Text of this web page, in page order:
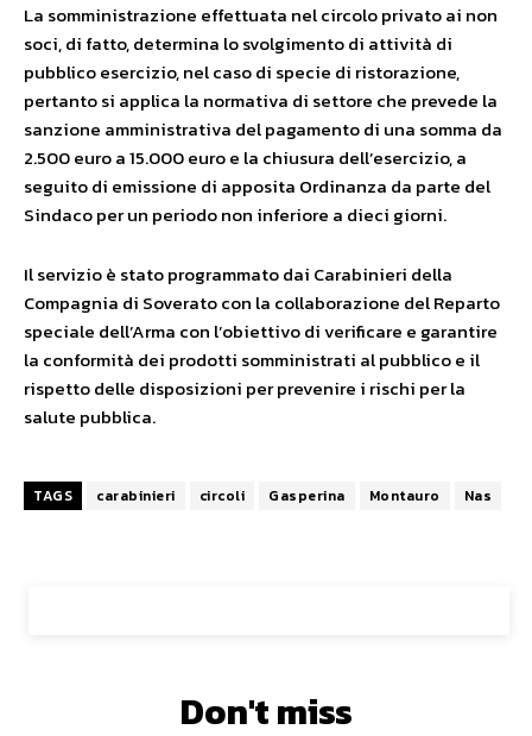
La somministrazione effettuata nel circolo privato ai non
soci, di fatto, determina lo svolgimento di attività di
pubblico esercizio, nel caso di specie di ristorazione,
pertanto si applica la normativa di settore che prevede la
sanzione amministrativa del pagamento di una somma da
2.500 euro a 15.000 euro e la chiusura dell’esercizio, a
seguito di emissione di apposita Ordinanza da parte del
Sindaco per un periodo non inferiore a dieci giorni.
Il servizio è stato programmato dai Carabinieri della
Compagnia di Soverato con la collaborazione del Reparto
speciale dell’Arma con l’obiettivo di verificare e garantire
la conformità dei prodotti somministrati al pubblico e il
rispetto delle disposizioni per prevenire i rischi per la
salute pubblica.
TAGS carabinieri circoli Gasperina Montauro Nas
Don't miss